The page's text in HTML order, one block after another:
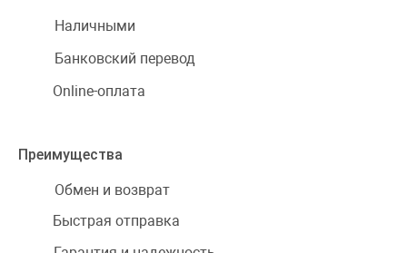
Наличными
Банковский перевод
Online-оплата
Преимущества
Обмен и возврат
Быстрая отправка